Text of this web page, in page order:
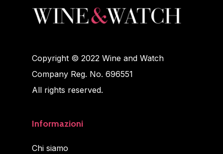
Copyright © 2022 Wine and Watch
Company Reg. No. 696551
All rights reserved.
Informazioni
Chi siamo